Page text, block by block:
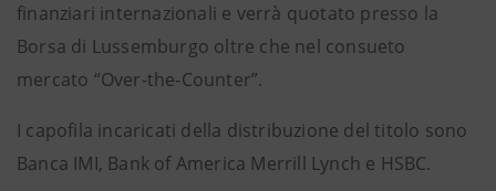
finanziari internazionali e verrà quotato presso la
Borsa di Lussemburgo oltre che nel consueto
mercato “Over-the-Counter”.
I capofila incaricati della distribuzione del titolo sono
Banca IMI, Bank of America Merrill Lynch e HSBC.